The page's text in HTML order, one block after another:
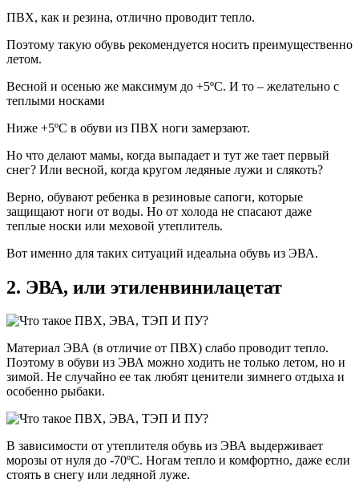
ПВХ, как и резина, отлично проводит тепло.
Поэтому такую обувь рекомендуется носить преимущественно
летом.
Весной и осенью же максимум до +5ºС. И то – желательно с
теплыми носками
Ниже +5ºС в обуви из ПВХ ноги замерзают.
Но что делают мамы, когда выпадает и тут же тает первый
снег? Или весной, когда кругом ледяные лужи и слякоть?
Верно, обувают ребенка в резиновые сапоги, которые
защищают ноги от воды. Но от холода не спасают даже
теплые носки или меховой утеплитель.
Вот именно для таких ситуаций идеальна обувь из ЭВА.
2. ЭВА, или этиленвинилацетат
Материал ЭВА (в отличие от ПВХ) слабо проводит тепло.
Поэтому в обуви из ЭВА можно ходить не только летом, но и
зимой. Не случайно ее так любят ценители зимнего отдыха и
особенно рыбаки.
В зависимости от утеплителя обувь из ЭВА выдерживает
морозы от нуля до -70ºС. Ногам тепло и комфортно, даже если
стоять в снегу или ледяной луже.